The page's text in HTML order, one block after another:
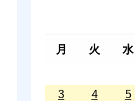
月 火 水
3
4 5